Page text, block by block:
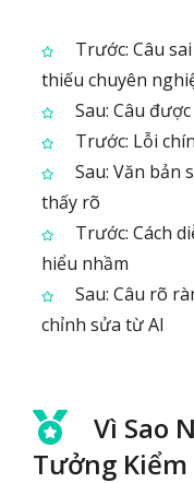
Trước: Câu
thiếu chuyên
Sau: Câu
Trước: Lỗi
Sau: Văn bản
thấy rõ
Trước: Cách
hiểu nhầm
Sau: Câu rõ
chỉnh sửa từ AI
Vì Sao
Tưởng Kiểm